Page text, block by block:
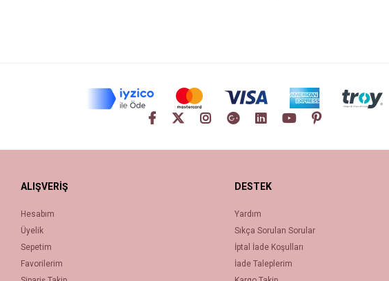
ALIŞVERİŞ
Hesabım
Üyelik
Sepetim
Favorilerim
DESTEK
Yardım
Sıkça Sorulan Sorular
İptal İade Koşulları
İade Taleplerim